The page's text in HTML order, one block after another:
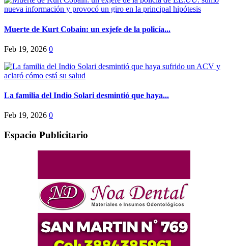
Muerte de Kurt Cobain: un exjefe de la policía...
Feb 19, 2026 0
La familia del Indio Solari desmintió que haya...
Feb 19, 2026 0
Espacio Publicitario